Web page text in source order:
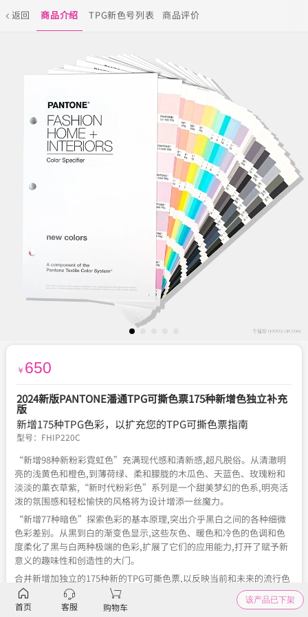
返回 商品介绍 TPG新色号列表 商品评价
￥ 650
2024新版PANTONE潘通TPG可撕色票175种新增色独立补充
版
新增175种TPG色彩，以扩充您的TPG可撕色票指南
型号： FHIP220C
“新增98种新粉彩霓虹色”充满现代感和清新感,超凡脱俗。从清澈明
亮的浅黄色和橙色,到薄荷绿、柔和朦胧的木瓜色、天蓝色、玫瑰粉和
淡淡的薰衣草紫,“新时代粉彩色”系列是一个甜美梦幻的色系,明亮活
泼的氛围感和轻松愉快的风格将为设计增添一丝魔力。
“新增77种暗色”探索色彩的基本原理,突出介乎黑白之间的各种细微
色彩差别。从黑到白的渐变色显示,这些灰色、暖色和冷色的色调和色
度柔化了黑与白两种极端的色彩,扩展了它们的应用能力,打开了赋予新
意义的趣味性和创造性的大门。
合并新增加独立的175种新的TPG可撕色票,以反映当前和未来的流行色
调 ,用以扩展原有版本的补充色,进一步完善你的TPG色票指南
首页 客服 购物车
该产品已下架